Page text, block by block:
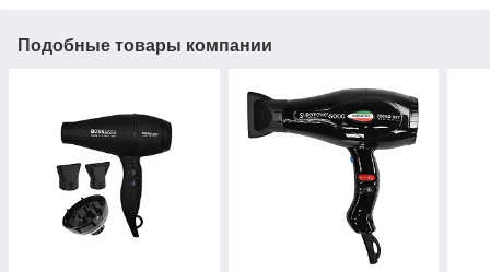
Подобные товары компании